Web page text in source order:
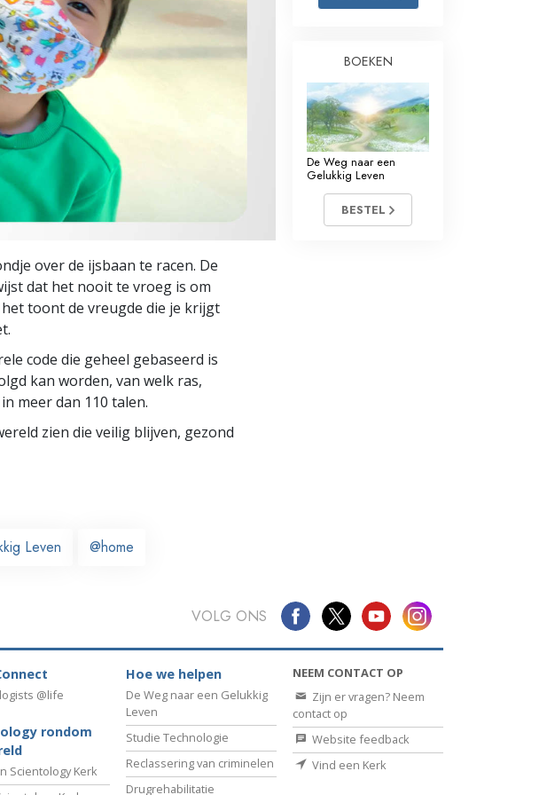
Hulpmiddelen bij het Dagelijks Werk
Ethiek en de Condities
De Oorzaak van Onderdrukking
Feitenonderzoek
De Grondbeginselen van Organiseren
over de ijsbaan te racen. De
dat het nooit te vroeg is om
toont de vreugde die je krijgt
code die geheel gebaseerd is
kan worden, van welk ras,
meer dan 110 talen.
zien die veilig blijven, gezond
Leven @home
BOEKEN
De Weg naar een
Gelukkig Leven
BESTEL
VOLG ONS
@life
rondom
Scientology Kerk
Hoe we helpen
De Weg naar een Gelukkig
Leven
Studie Technologie
Reclassering van criminelen
Drugrehabilitatie
NEEM CONTACT OP
Zijn er vragen? Neem
contact op
Website feedback
Vind een Kerk